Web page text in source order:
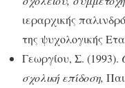
ιεραρχικής
της ψυχολογικής
Γεωργίου, Σ. (1993).
σχολική επίδοση,